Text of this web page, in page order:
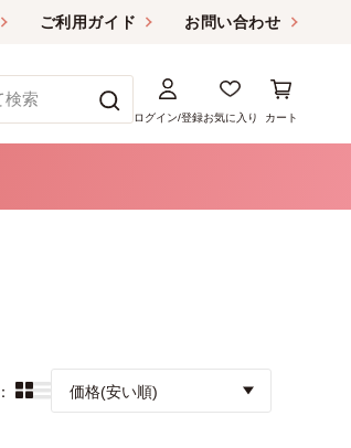
ご利用ガイド お問い合わせ
ログイン/登録お気に入り カート
価格(安い順)